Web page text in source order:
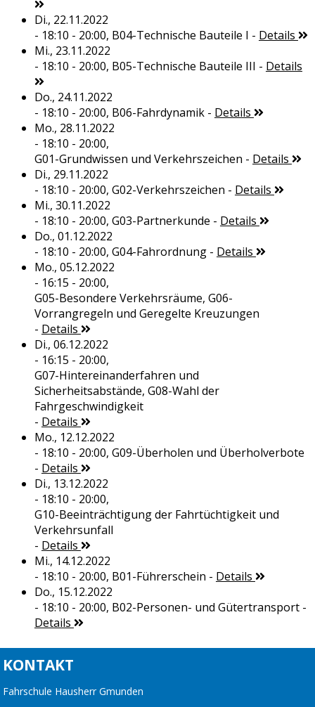
Di., 22.11.2022
- 18:10 - 20:00, B04-Technische Bauteile I - Details
Mi., 23.11.2022
- 18:10 - 20:00, B05-Technische Bauteile III - Details
Do., 24.11.2022
- 18:10 - 20:00, B06-Fahrdynamik- Details
Mo., 28.11.2022
- 18:10 - 20:00,
G01-Grundwissen und Verkehrszeichen - Details
Di., 29.11.2022
- 18:10 - 20:00, G02-Verkehrszeichen - Details
Mi., 30.11.2022
- 18:10 - 20:00, G03-Partnerkunde - Details
Do., 01.12.2022
- 18:10 - 20:00, G04-Fahrordnung- Details
Mo., 05.12.2022
- 16:15 - 20:00,
G05-Besondere Verkehrsräume, G06-
Vorrangregeln und Geregelte Kreuzungen
- Details
Di., 06.12.2022
- 16:15 - 20:00,
G07-Hintereinanderfahren und
Sicherheitsabstände, G08-Wahl der
Fahrgeschwindigkeit
- Details
Mo., 12.12.2022
- 18:10 - 20:00, G09-Überholen und Überholverbote
- Details
Di., 13.12.2022
- 18:10 - 20:00,
G10-Beeinträchtigung der Fahrtüchtigkeit und
Verkehrsunfall
- Details
Mi., 14.12.2022
- 18:10 - 20:00, B01-Führerschein - Details
Do., 15.12.2022
- 18:10 - 20:00, B02-Personen- und Gütertransport-
Details
KONTAKT
Fahrschule Hausherr Gmunden